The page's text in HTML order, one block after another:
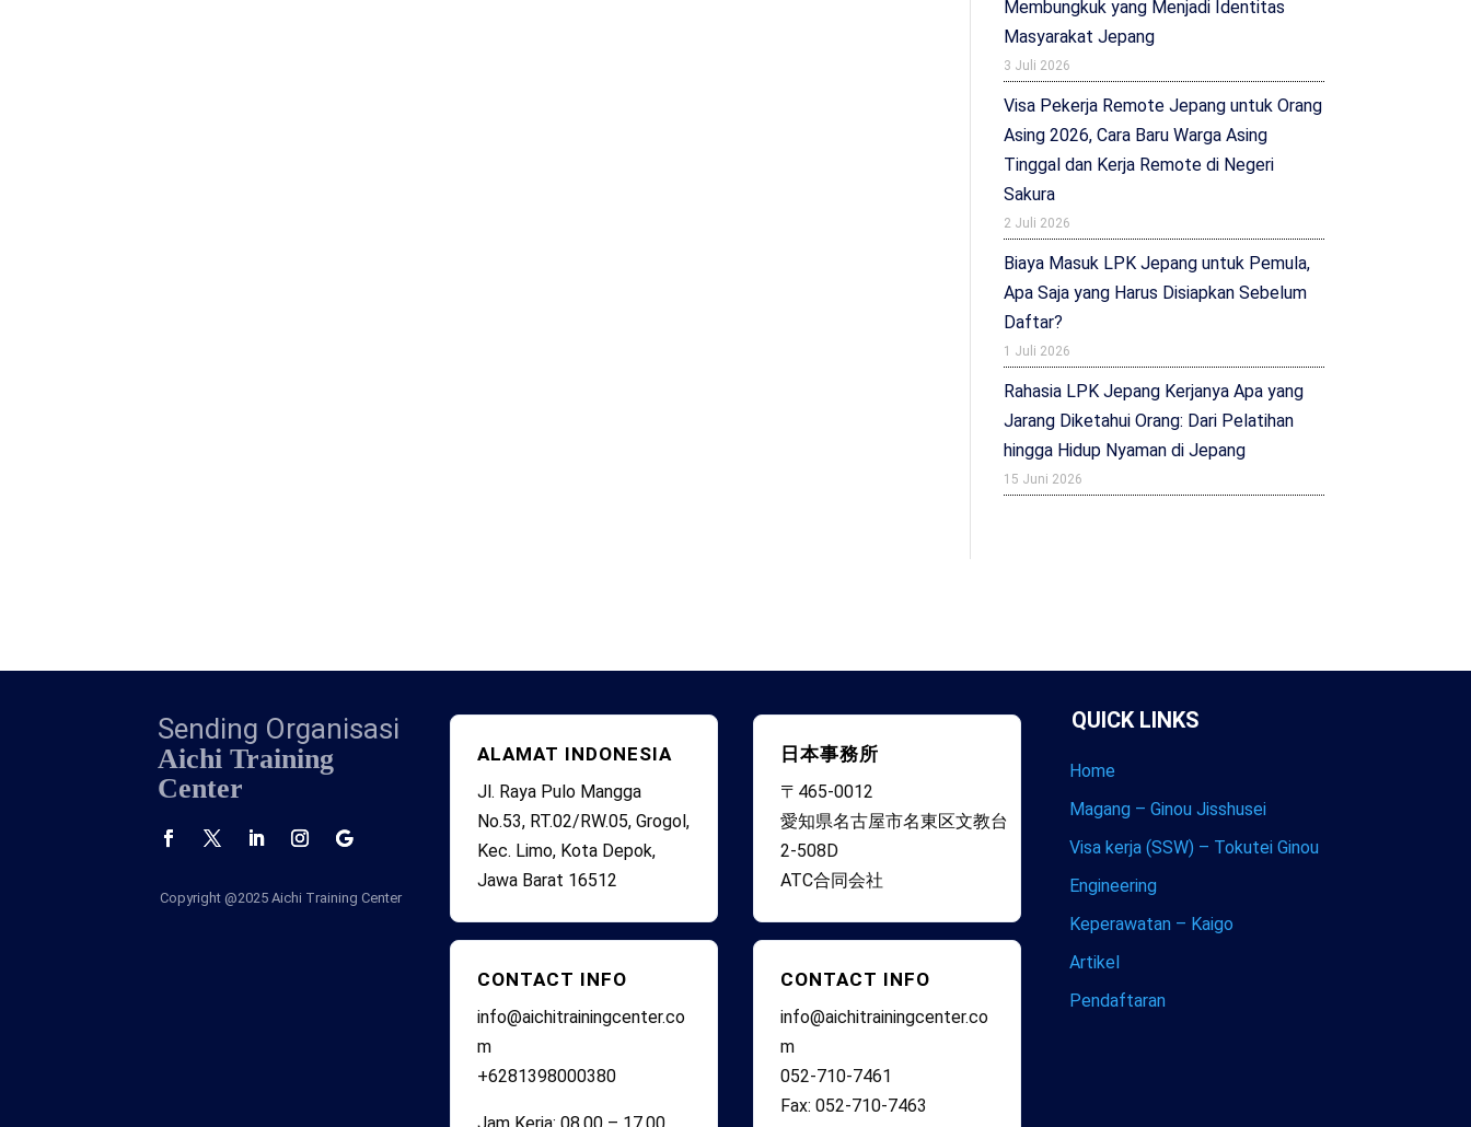
Membungkuk yang Menjadi Identitas
Masyarakat Jepang
3 Juli 2026
Visa Pekerja Remote Jepang untuk Orang
Asing 2026, Cara Baru Warga Asing
Tinggal dan Kerja Remote di Negeri
Sakura
2 Juli 2026
Biaya Masuk LPK Jepang untuk Pemula,
Apa Saja yang Harus Disiapkan Sebelum
Daftar?
1 Juli 2026
Rahasia LPK Jepang Kerjanya Apa yang
Jarang Diketahui Orang: Dari Pelatihan
hingga Hidup Nyaman di Jepang
15 Juni 2026
Sending Organisasi
Aichi Training
Center
Copyright @2025Aichi Training Center
ALAMAT INDONESIA
Jl. Raya Pulo Mangga
No.53, RT.02/RW.05, Grogol,
Kec. Limo, Kota Depok,
Jawa Barat 16512
CONTACT INFO
info@aichitrainingcenter.co
m
+6281398000380
日本事務所
〒465-0012
愛知県名古屋市名東区文教台
2-508D
ATC合同会社
CONTACT INFO
info@aichitrainingcenter.co
m
052-710-7461
Fax: 052-710-7463
QUICK LINKS
Home
Magang – Ginou Jisshusei
Visa kerja (SSW) – Tokutei Ginou
Engineering
Keperawatan – Kaigo
Artikel
Pendaftaran